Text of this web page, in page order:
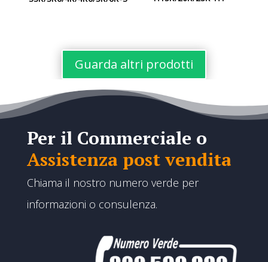
Guarda altri prodotti
Per il Commerciale o
Assistenza post vendita
Chiama il nostro numero verde per
informazioni o consulenza.